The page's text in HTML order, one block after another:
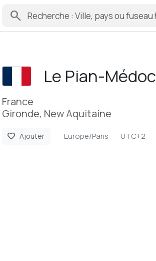
search
Le Pian-Médoc
France
Gironde, New Aquitaine
favorite Ajouter Europe/Paris UTC+2